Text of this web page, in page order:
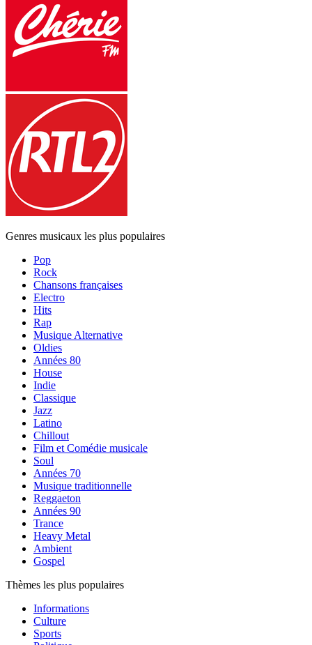
Genres musicaux les plus populaires
Pop
Rock
Chansons françaises
Electro
Hits
Rap
Musique Alternative
Oldies
Années 80
House
Indie
Classique
Jazz
Latino
Chillout
Film et Comédie musicale
Soul
Années 70
Musique traditionnelle
Reggaeton
Années 90
Trance
Heavy Metal
Ambient
Gospel
Thèmes les plus populaires
Informations
Culture
Sports